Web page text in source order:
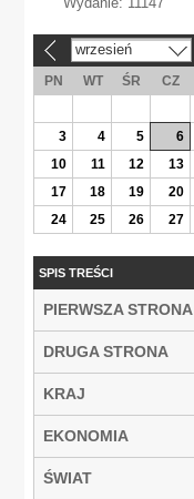
wrzesień
PN WT ŚR CZ
3
4 5 6
10
11 12 13
17
18 19 20
24
25 26 27
SPIS TREŚCI
PIERWSZA STRONA
DRUGA STRONA
KRAJ
EKONOMIA
ŚWIAT